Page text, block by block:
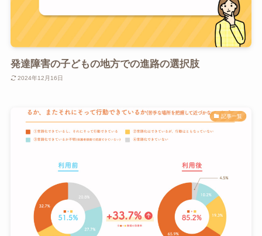
発達障害の子どもの地方での進路の選択肢
2024年12月16日
記事一覧